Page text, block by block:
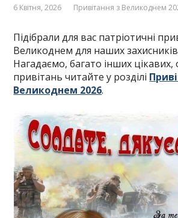
6 Квітня, 2026 Привітання з Великоднем
Підібрали для вас патріотичні
Великоднем для наших захисників
Нагадаємо, багато інших цікавих,
привітань читайте у розділі
Великоднем 2026.